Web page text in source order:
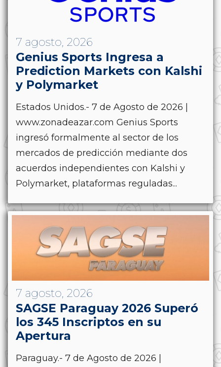
7 agosto, 2026
Genius Sports Ingresa a
Prediction Markets con Kalshi
y Polymarket
Estados Unidos.- 7 de Agosto de 2026 |
www.zonadeazar.com Genius Sports
ingresó formalmente al sector de los
mercados de predicción mediante dos
acuerdos independientes con Kalshi y
Polymarket, plataformas reguladas...
7 agosto, 2026
SAGSE Paraguay 2026 Superó
los 345 Inscriptos en su
Apertura
Paraguay.- 7 de Agosto de 2026 |